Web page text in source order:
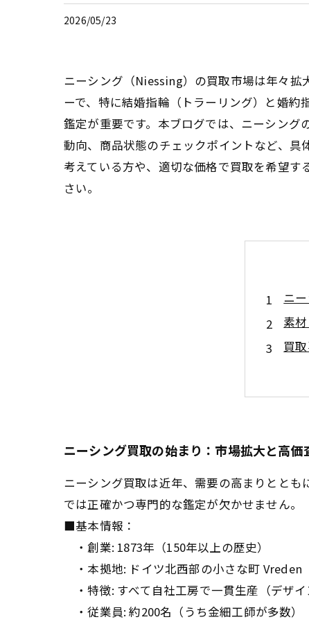
2026/05/23
ニーシング（Niessing）の買取市場は年々拡
ーで、特に結婚指輪（トラーリング）と婚
鑑定が重要です。本ブログでは、ニーシン
動向、商品状態のチェックポイントなど、
考えている方や、適切な価格で買取を希望
さい。
ニ
素
買
市
ニ
最
ニーシング買取の始まり：市場拡大と高価
ニーシング買取は近年、需要の高まりとと
では正確かつ専門的な鑑定が欠かせません。
■基本情報：
・創業: 1873年（150年以上の歴史）
・本拠地: ドイツ北西部の小さな町 Vreden
・特徴: すべて自社工房で一貫生産（デザ
・従業員: 約200名（うち金細工師が多数）